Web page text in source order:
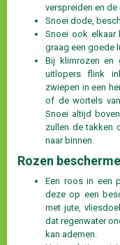
verspreiden en de
Snoei dode,
Snoei ook elkaar
graag een goede
Bij klimrozen en
uitlopers flink
zwiepen in een
of de wortels
Snoei altijd
zullen de takken
naar binnen.
Rozen
Een roos in een
deze op een
met jute,
dat regenwater
kan ademen.